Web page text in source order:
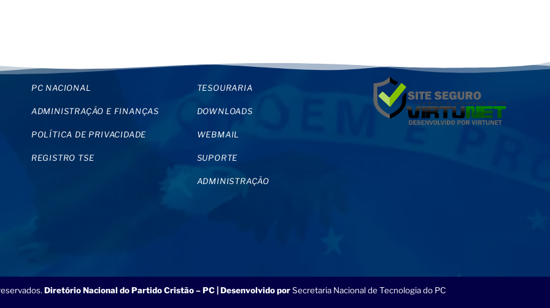
PC NACIONAL
ADMINISTRAÇÃO E FINANÇAS
POLÍTICA DE PRIVACIDADE
REGISTRO TSE
TESOURARIA
DOWNLOADS
WEBMAIL
SUPORTE
ADMINISTRAÇÃO
Diretório Nacional do Partido Cristão – PC | Desenvolvido porSecretaria Nacional de Tecnologia do PC